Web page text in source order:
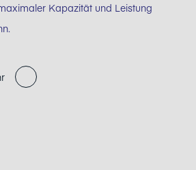
Kapazität und Leistung